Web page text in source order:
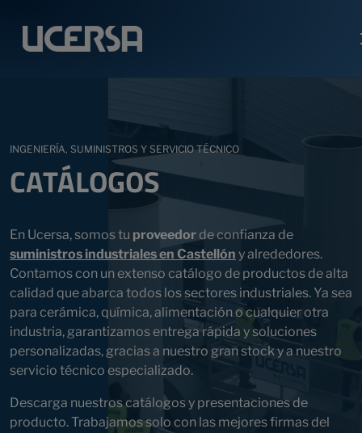
INGENIERÍA, SUMINISTROS Y SERVICIO TÉCNICO
CATÁLOGOS
En Ucersa, somos tu proveedor de confianza de
suministros industriales en Castellón y alrededores.
Contamos con un extenso catálogo de productos de alta
calidad que abarca todos los sectores industriales. Ya sea
para cerámica, química, alimentación o cualquier otra
industria, garantizamos entrega rápida y soluciones
personalizadas, gracias a nuestro gran stock y a nuestro
servicio técnico especializado.
Descarga nuestros catálogos y presentaciones de
producto. Trabajamos solo con las mejores firmas del